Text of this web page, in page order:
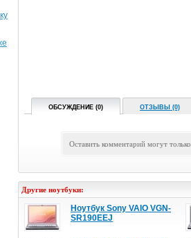
ОБСУЖДЕНИЕ (0) ОТЗЫВЫ (0)
Оставить комментарий могут только
Другие ноутбуки:
Ноутбук Sony VAIO VGN-
SR190EEJ